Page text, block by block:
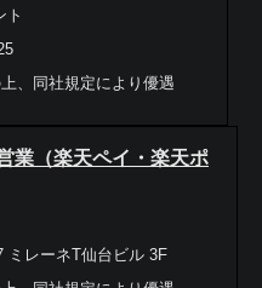
ト
、同社規定により優遇
業（楽天ペイ・楽天ポ
ミレーネT仙台ビル 3F